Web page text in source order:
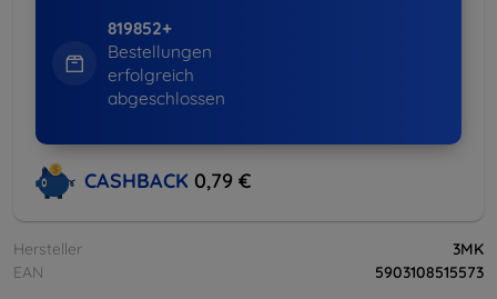
819852+
Bestellungen
erfolgreich
abgeschlossen
CASHBACK 0,79 €
Hersteller
3MK
EAN
5903108515573